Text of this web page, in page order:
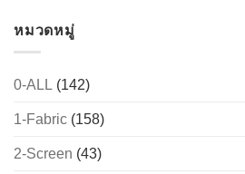
หมวดหมู่
0-ALL (142)
1-Fabric (158)
2-Screen (43)